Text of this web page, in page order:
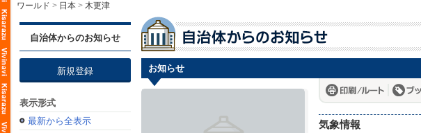
ワールド > 日本 > 木更津
自治体からのお知らせ
新規登録
表示形式
最新から全表示
お知らせ
気象情報